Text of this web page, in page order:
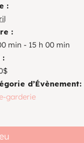
notre
De Plaisirs!
calendrier
:
:
min - 15 h 00 min
:
d’Évènement:
garderie